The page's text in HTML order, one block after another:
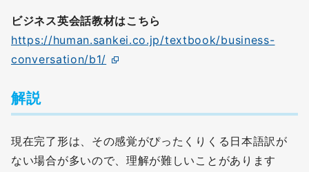
ビジネス英会話教材はこちら
https://human.sankei.co.jp/textbook/business-
conversation/b1/
解説
現在完了形は、その感覚がぴったくりくる日本語訳が
ない場合が多いので、理解が難しいことがあります